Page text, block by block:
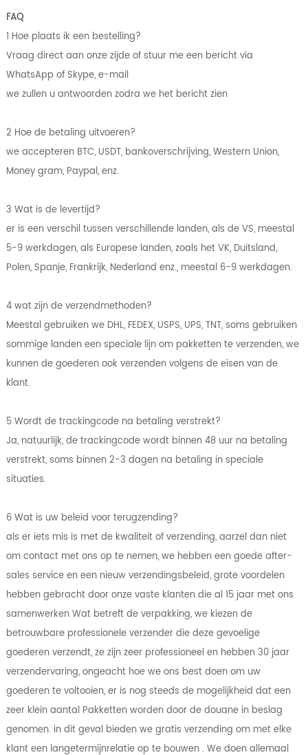
FAQ
1 Hoe plaats ik een bestelling?
Vraag direct aan onze zijde of stuur me een bericht via
WhatsApp of Skype, e-mail
we zullen u antwoorden zodra we het bericht zien
2 Hoe de betaling uitvoeren?
we accepteren BTC, USDT, bankoverschrijving, Western Union,
Money gram, Paypal, enz.
3 Wat is de levertijd?
er is een verschil tussen verschillende landen, als de VS, meestal
5-9 werkdagen, als Europese landen, zoals het VK, Duitsland,
Polen, Spanje, Frankrijk, Nederland enz., meestal 6-9 werkdagen.
4 wat zijn de verzendmethoden?
Meestal gebruiken we DHL, FEDEX, USPS, UPS, TNT, soms gebruiken
sommige landen een speciale lijn om pakketten te verzenden, we
kunnen de goederen ook verzenden volgens de eisen van de
klant.
5 Wordt de trackingcode na betaling verstrekt?
Ja, natuurlijk, de trackingcode wordt binnen 48 uur na betaling
verstrekt, soms binnen 2-3 dagen na betaling in speciale
situaties.
6 Wat is uw beleid voor terugzending?
als er iets mis is met de kwaliteit of verzending, aarzel dan niet
om contact met ons op te nemen, we hebben een goede after-
sales service en een nieuw verzendingsbeleid, grote voordelen
hebben gebracht door onze vaste klanten die al 15 jaar met ons
samenwerken Wat betreft de verpakking, we kiezen de
betrouwbare professionele verzender die deze gevoelige
goederen verzendt, ze zijn zeer professioneel en hebben 30 jaar
verzendervaring, ongeacht hoe we ons best doen om uw
goederen te voltooien, er is nog steeds de mogelijkheid dat een
zeer klein aantal Pakketten worden door de douane in beslag
genomen. in dit geval bieden we gratis verzending om met elke
klant een langetermijnrelatie op te bouwen . We doen allemaal